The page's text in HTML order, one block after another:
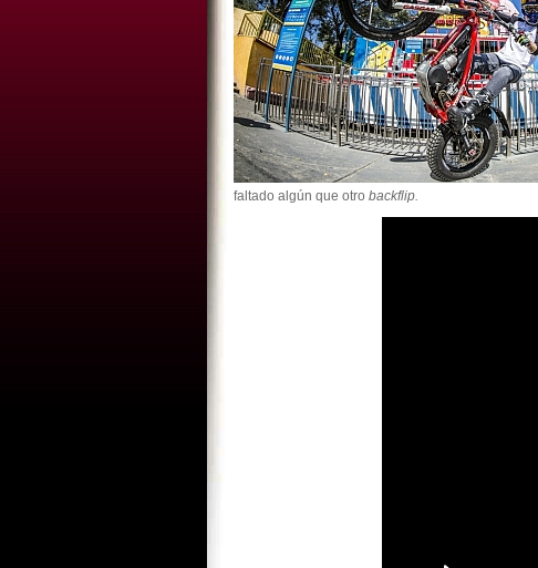
faltado algún que otro backflip.